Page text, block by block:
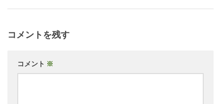
コメントを残す
コメント ※